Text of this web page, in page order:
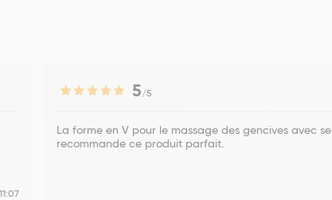
5/5
La forme en V pour le massage des gencives avec
recommande ce produit parfait.